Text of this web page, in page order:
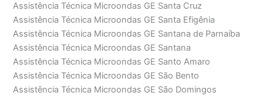
Assistência Técnica Microondas GE Santa Cruz
Assistência Técnica Microondas GE Santa Efigênia
Assistência Técnica Microondas GE Santana de Parnaíba
Assistência Técnica Microondas GE Santana
Assistência Técnica Microondas GE Santo Amaro
Assistência Técnica Microondas GE São Bento
Assistência Técnica Microondas GE São Domingos